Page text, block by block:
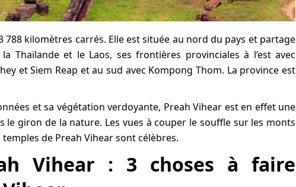
788 kilomètres carrés. Elle est située au nord du pays et partage
Thaïlande et le Laos, ses frontières provinciales à l’est avec
et Siem Reap et au sud avec Kompong Thom. La province est
et sa végétation verdoyante, Preah Vihear est en effet une
le giron de la nature. Les vues à couper le souffle sur les monts
de Preah Vihear sont célèbres.
Vihear : 3 choses à faire